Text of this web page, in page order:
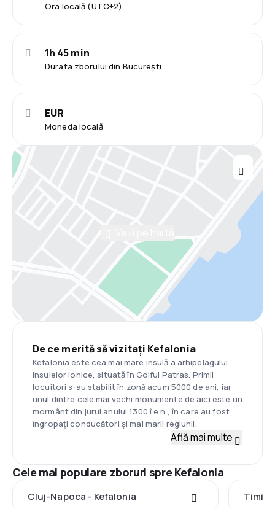
Ora locală (UTC+2)
Durata zborului din București
1h 45 min
Moneda locală
EUR
De ce merită să vizitați Kefalonia
Kefalonia este cea mai mare insulă a arhipelagului
insulelor Ionice, situată în Golful Patras. Primii
locuitori s-au stabilit în zonă acum 5000 de ani, iar
unul dintre cele mai vechi monumente de aici este un
mormânt din jurul anului 1300 î.e.n., în care au fost
îngropați conducători și mai marii regiunii.
Află mai multe
Cele mai populare zboruri spre Kefalonia
Cluj-Napoca - Kefalonia